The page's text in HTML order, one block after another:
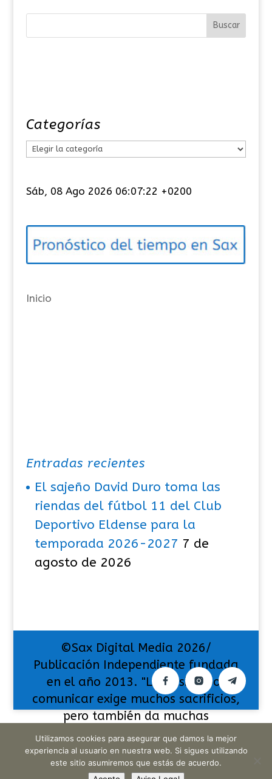
Categorías
e
o
í
s
Sáb, 08 Ago 2026 06:07:22 +0200
Inicio
Entradas recientes
El sajeño David Duro toma las
riendas del fútbol 11 del Club
Deportivo Eldense para la
temporada 2026-2027 7 de
agosto de 2026
©Sax Digital Media 2026/
Publicación Independiente fundada
en el año 2013. "La pasión por
comunicar exige muchos sacrificios,
pero también da muchas
satisfacciones".
Utilizamos cookies para asegurar que damos la mejor
experiencia al usuario en nuestra web. Si sigues utilizando
este sitio asumiremos que estás de acuerdo.